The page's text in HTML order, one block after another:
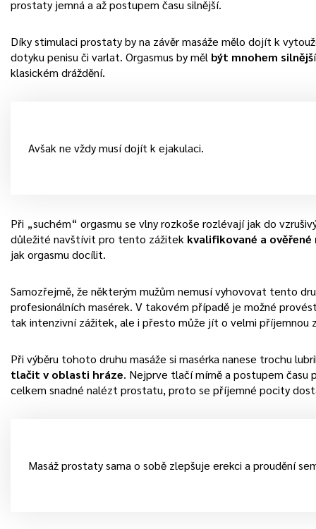
prostaty jemná a až postupem času silnější.
Díky stimulaci prostaty by na závěr masáže mělo dojít k
dotyku penisu či varlat. Orgasmus by měl být mnohem silnějš
klasickém dráždění.
Avšak ne vždy musí dojít k ejakulaci.
Při „suchém“ orgasmu se vlny rozkoše rozlévají jak do
důležité navštívit pro tento zážitek kvalifikované a
jak orgasmu docílit.
Samozřejmě, že některým mužům nemusí vyhovovat tento
profesionálních masérek. V takovém případě je možné
tak intenzivní zážitek, ale i přesto může jít o velmi příjemnou
Při výběru tohoto druhu masáže si masérka nanese trochu
tlačit v oblasti hráze. Nejprve tlačí mírně a postupem času
celkem snadné nalézt prostatu, proto se příjemné pocity
Masáž prostaty sama o sobě zlepšuje erekci a proudění